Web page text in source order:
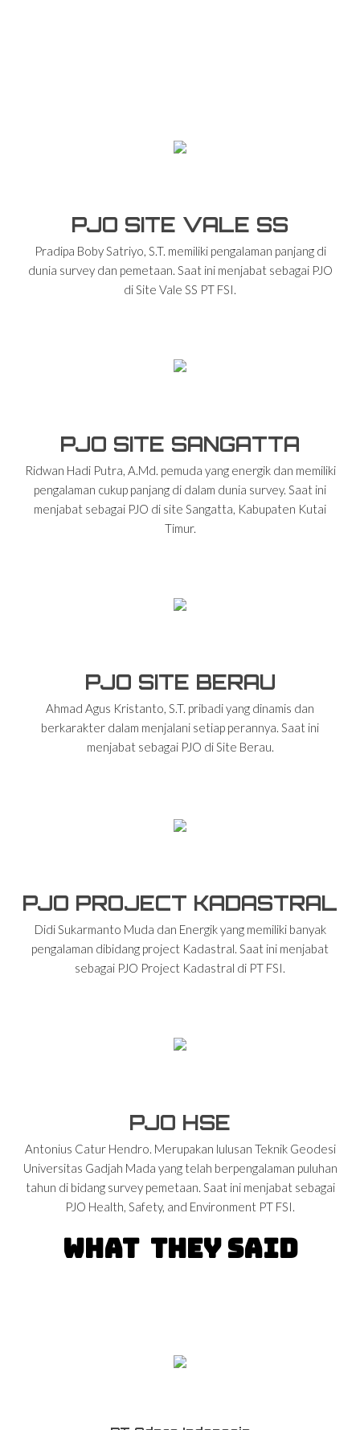
PJO SITE VALE SS
Pradipa Boby Satriyo, S.T. memiliki pengalaman panjang di
dunia survey dan pemetaan. Saat ini menjabat sebagai PJO
di Site Vale SS PT FSI.
PJO SITE SANGATTA
Ridwan Hadi Putra, A.Md. pemuda yang energik dan memiliki
pengalaman cukup panjang di dalam dunia survey. Saat ini
menjabat sebagai PJO di site Sangatta, Kabupaten Kutai
Timur.
PJO SITE BERAU
Ahmad Agus Kristanto, S.T. pribadi yang dinamis dan
berkarakter dalam menjalani setiap perannya. Saat ini
menjabat sebagai PJO di Site Berau.
PJO PROJECT KADASTRAL
Didi Sukarmanto Muda dan Energik yang memiliki banyak
pengalaman dibidang project Kadastral. Saat ini menjabat
sebagai PJO Project Kadastral di PT FSI.
PJO HSE
Antonius Catur Hendro. Merupakan lulusan Teknik Geodesi
Universitas Gadjah Mada yang telah berpengalaman puluhan
tahun di bidang survey pemetaan. Saat ini menjabat sebagai
PJO Health, Safety, and Environment PT FSI.
WHAT THEY SAID